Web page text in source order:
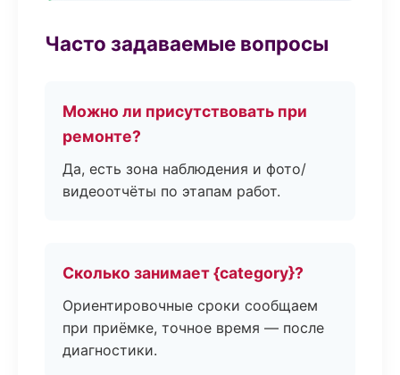
Часто задаваемые вопросы
Можно ли присутствовать при
ремонте?
Да, есть зона наблюдения и фото/
видеоотчёты по этапам работ.
Сколько занимает {category}?
Ориентировочные сроки сообщаем
при приёмке, точное время — после
диагностики.